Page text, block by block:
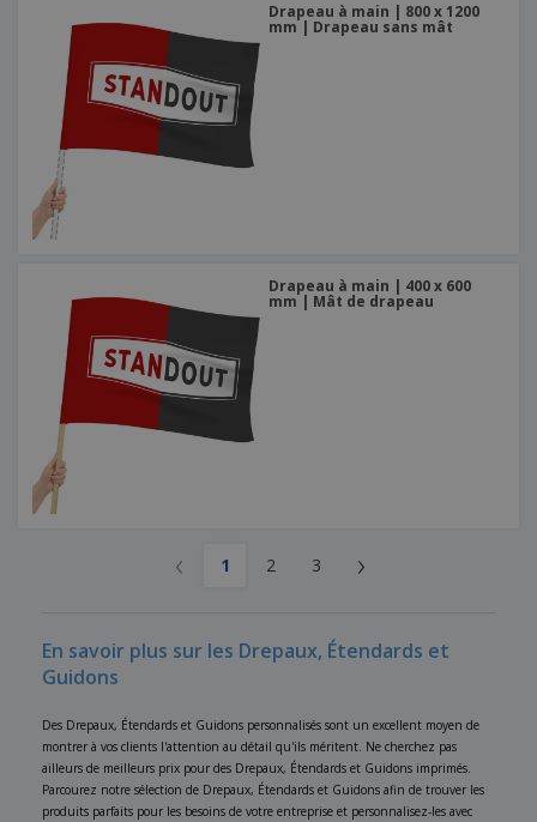
Drapeau à main | 800 x 1200
mm | Drapeau sans mât
Drapeau à main | 400 x 600
mm | Mât de drapeau
‹ 1 2 3 ›
En savoir plus sur les Drepaux, Étendards et
Guidons
Des Drepaux, Étendards et Guidons personnalisés sont un excellent moyen de
montrer à vos clients l'attention au détail qu'ils méritent. Ne cherchez pas
ailleurs de meilleurs prix pour des Drepaux, Étendards et Guidons imprimés.
Parcourez notre sélection de Drepaux, Étendards et Guidons afin de trouver les
produits parfaits pour les besoins de votre entreprise et personnalisez-les avec